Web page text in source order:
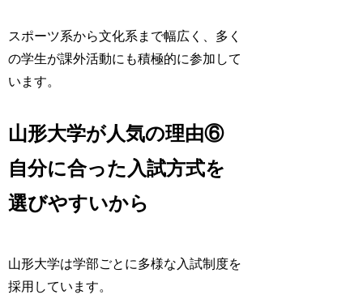
スポーツ系から文化系まで幅広く、多く
の学生が課外活動にも積極的に参加して
います。
山形大学が人気の理由⑥
自分に合った入試方式を
選びやすいから
山形大学は学部ごとに多様な入試制度を
採用しています。